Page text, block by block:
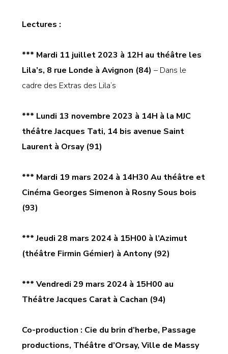
Lectures :
*** Mardi 11 juillet 2023 à 12H au théâtre les
Lila’s, 8 rue Londe à Avignon (84) – Dans le
cadre des Extras des Lila’s
*** Lundi 13 novembre 2023 à 14H à la MJC
théâtre Jacques Tati, 14 bis avenue Saint
Laurent à Orsay (91)
*** Mardi 19 mars 2024 à 14H30 Au théâtre et
Cinéma Georges Simenon à Rosny Sous bois
(93)
*** Jeudi 28 mars 2024 à 15H00 à l’Azimut
(théâtre Firmin Gémier) à Antony (92)
*** Vendredi 29 mars 2024 à 15H00 au
Théâtre Jacques Carat à Cachan (94)
Co-production : Cie du brin d’herbe, Passage
productions, Théâtre d’Orsay, Ville de Massy